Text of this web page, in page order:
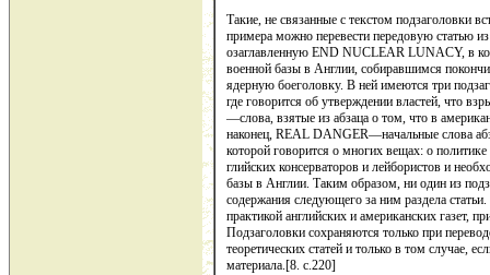
Такие, не связанные с текстом подзаголовки
примера можно перевести передовую статью
озаглавленную END NUCLEAR LUNACY, в
военной базы в Англии, собиравшимся
ядерную боеголовку. В ней имеются три
где говорится об утверждении властей, что
—сло­ва, взятые из абзаца о том, что в
наконец, REAL DAN­GER—начальные слова
которой говорится о многих вещах: о
глийских консерваторов и лейбористов и
базы в Англии. Та­ким образом, ни один из
содержания следующего за ним раздела
практикой английских и американских газет,
Подзаголовки сохраняются только при
теоретических статей и только в том случае,
материала.[8. c.220]